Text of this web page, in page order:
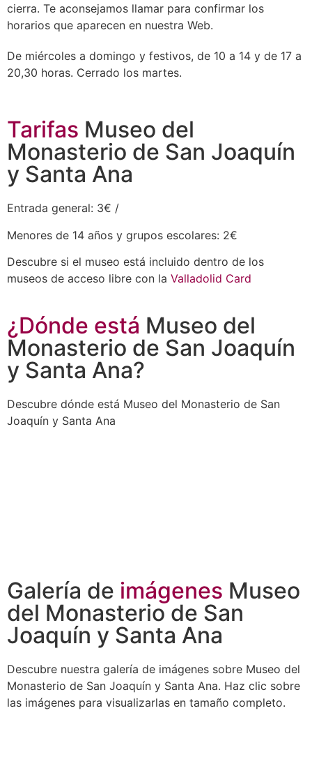
cierra. Te aconsejamos llamar para confirmar los
horarios que aparecen en nuestra Web.
De miércoles a domingo y festivos, de 10 a 14 y de 17 a
20,30 horas. Cerrado los martes.
Tarifas Museo del
Monasterio de San Joaquín
y Santa Ana
Entrada general: 3€ /
Menores de 14 años y grupos escolares: 2€
Descubre si el museo está incluido dentro de los
museos de acceso libre con la Valladolid Card
¿Dónde está Museo del
Monasterio de San Joaquín
y Santa Ana?
Descubre dónde está Museo del Monasterio de San
Joaquín y Santa Ana
Galería de imágenes Museo
del Monasterio de San
Joaquín y Santa Ana
Descubre nuestra galería de imágenes sobre Museo del
Monasterio de San Joaquín y Santa Ana. Haz clic sobre
las imágenes para visualizarlas en tamaño completo.